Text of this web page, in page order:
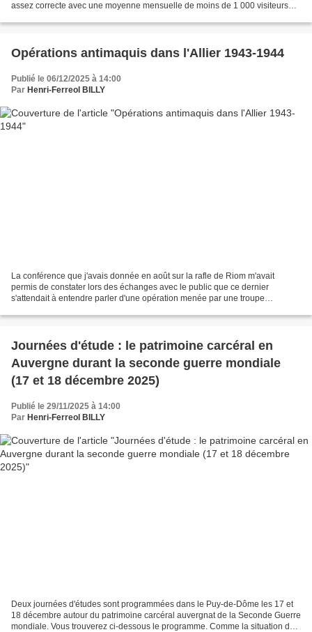
assez correcte avec une moyenne mensuelle de moins de 1 000 visiteurs
Opérations antimaquis dans l'Allier 1943-1944
Publié le 06/12/2025 à 14:00
Par Henri-Ferreol BILLY
La conférence que j'avais donnée en août sur la rafle de Riom m'avait
permis de constater lors des échanges avec le public que ce dernier
s'attendait à entendre parler d'une opération menée par une troupe
Journées d'étude : le patrimoine carcéral en
Auvergne durant la seconde guerre mondiale
(17 et 18 décembre 2025)
Publié le 29/11/2025 à 14:00
Par Henri-Ferreol BILLY
Deux journées d'études sont programmées dans le Puy-de-Dôme les 17 et
18 décembre autour du patrimoine carcéral auvergnat de la Seconde Guerre
mondiale. Vous trouverez ci-dessous le programme. Comme la situation du